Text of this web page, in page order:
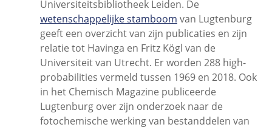
Universiteitsbibliotheek Leiden. De
wetenschappelijke stamboom van Lugtenburg
geeft een overzicht van zijn publicaties en zijn
relatie tot Havinga en Fritz Kögl van de
Universiteit van Utrecht. Er worden 288 high-
probabilities vermeld tussen 1969 en 2018. Ook
in het Chemisch Magazine publiceerde
Lugtenburg over zijn onderzoek naar de
fotochemische werking van bestanddelen van